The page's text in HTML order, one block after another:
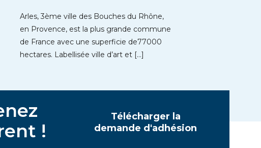
Arles, 3ème ville des Bouches du Rhône,
en Provence, est la plus grande commune
de France avec une superficie de77000
hectares. Labellisée ville d’art et […]
!
Télécharger la
demande d'adhésion